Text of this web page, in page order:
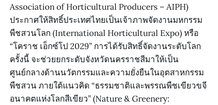
Association of Horticultural Producers – AIPH)
ประกาศให้สิทธิ์ประเทศไทยเป็นเจ้าภาพจัดงานมหกรรม
พืชสวนโลก (International Horticultural Expo) หรือ
“โคราช เอ็กซ์โป 2029” การได้รับสิทธิ์จัดงานระดับโลก
ครั้งนี้ จะช่วยยกระดับจังหวัดนครราชสีมาให้เป็น
ศูนย์กลางด้านนวัตกรรมและความยั่งยืนในอุตสาหกรรม
พืชสวน ภายใต้แนวคิด “ธรรมชาติและพรรณพืชเขียวขจี
อนาคตแห่งโลกสีเขียว” (Nature & Greenery: